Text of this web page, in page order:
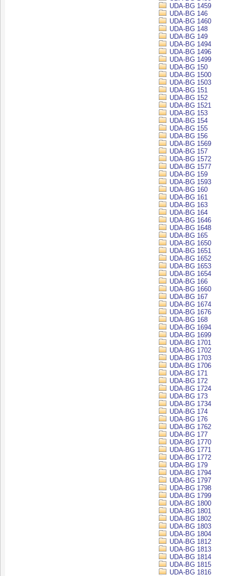
UDA-BG 1459
UDA-BG 146
UDA-BG 1460
UDA-BG 148
UDA-BG 149
UDA-BG 1494
UDA-BG 1496
UDA-BG 1499
UDA-BG 150
UDA-BG 1500
UDA-BG 1503
UDA-BG 151
UDA-BG 152
UDA-BG 1521
UDA-BG 153
UDA-BG 154
UDA-BG 155
UDA-BG 156
UDA-BG 1569
UDA-BG 157
UDA-BG 1572
UDA-BG 1577
UDA-BG 159
UDA-BG 1593
UDA-BG 160
UDA-BG 161
UDA-BG 163
UDA-BG 164
UDA-BG 1646
UDA-BG 1648
UDA-BG 165
UDA-BG 1650
UDA-BG 1651
UDA-BG 1652
UDA-BG 1653
UDA-BG 1654
UDA-BG 166
UDA-BG 1660
UDA-BG 167
UDA-BG 1674
UDA-BG 1676
UDA-BG 168
UDA-BG 1694
UDA-BG 1699
UDA-BG 1701
UDA-BG 1702
UDA-BG 1703
UDA-BG 1706
UDA-BG 171
UDA-BG 172
UDA-BG 1724
UDA-BG 173
UDA-BG 1734
UDA-BG 174
UDA-BG 176
UDA-BG 1762
UDA-BG 177
UDA-BG 1770
UDA-BG 1771
UDA-BG 1772
UDA-BG 179
UDA-BG 1794
UDA-BG 1797
UDA-BG 1798
UDA-BG 1799
UDA-BG 1800
UDA-BG 1801
UDA-BG 1802
UDA-BG 1803
UDA-BG 1804
UDA-BG 1812
UDA-BG 1813
UDA-BG 1814
UDA-BG 1815
UDA-BG 1816